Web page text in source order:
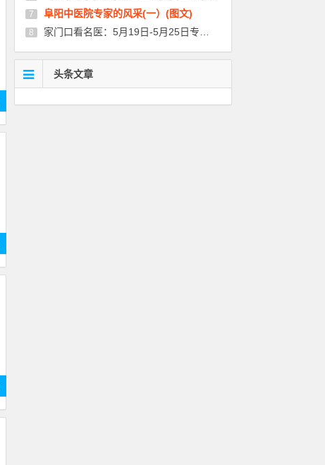
7 阜阳中医院专家的风采(一）(图文)
8 家门口看名医：5月19日-5月25日专家来院坐诊信息，请查收！
头条文章